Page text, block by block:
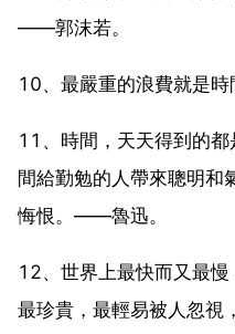
——郭沫若。
10、最嚴重的浪費就是
11、時間，天天得到的
間給勤勉的人帶來聰明和
悔恨。——魯迅。
12、世界上最快而又最
最珍貴，最輕易被人忽視